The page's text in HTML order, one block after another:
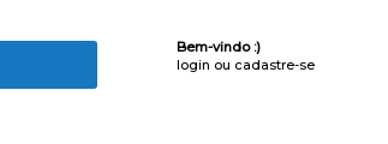
Bem-vindo :)
login ou cadastre-se